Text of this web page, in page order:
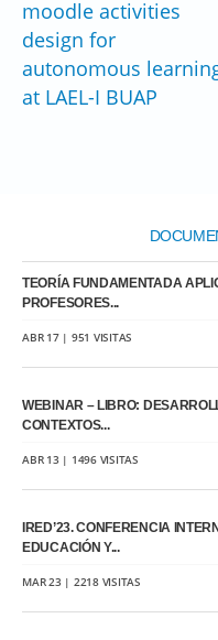
moodle activities
design for
autonomous
at LAEL-I BUAP
TEORÍA FUNDAMENTADA
PROFESORES...
ABR 17 | 951 VISITAS
WEBINAR – LIBRO:
CONTEXTOS...
ABR 13 | 1496 VISITAS
IRED’23. CONFERENCIA
EDUCACIÓN Y...
MAR 23 | 2218 VISITAS